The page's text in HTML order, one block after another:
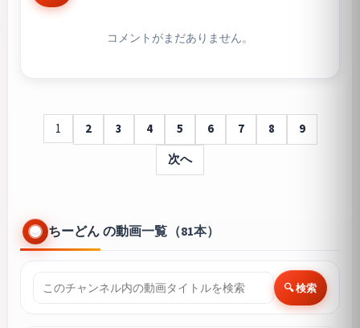
コメントがまだありません。
1 2 3 4 5 6 7 8
9
次へ
ちーどん の動画一覧（81本）
🔍 検索